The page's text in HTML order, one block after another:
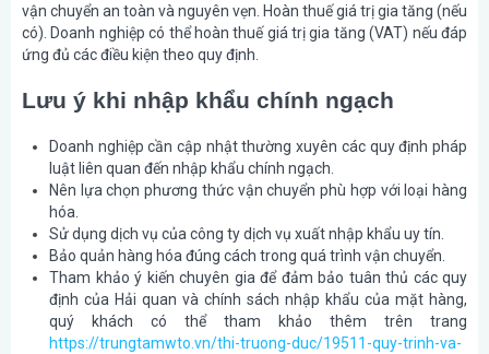
vận chuyển an toàn và nguyên vẹn. Hoàn thuế giá trị gia tăng (nếu
có). Doanh nghiệp có thể hoàn thuế giá trị gia tăng (VAT) nếu đáp
ứng đủ các điều kiện theo quy định.
Lưu ý khi nhập khẩu chính ngạch
Doanh nghiệp cần cập nhật thường xuyên các quy định pháp
luật liên quan đến nhập khẩu chính ngạch.
Nên lựa chọn phương thức vận chuyển phù hợp với loại hàng
hóa.
Sử dụng dịch vụ của công ty dịch vụ xuất nhập khẩu uy tín.
Bảo quản hàng hóa đúng cách trong quá trình vận chuyển.
Tham khảo ý kiến chuyên gia để đảm bảo tuân thủ các quy
định của Hải quan và chính sách nhập khẩu của mặt hàng,
quý khách có thể tham khảo thêm trên trang
https://trungtamwto.vn/thi-truong-duc/19511-quy-trinh-va-